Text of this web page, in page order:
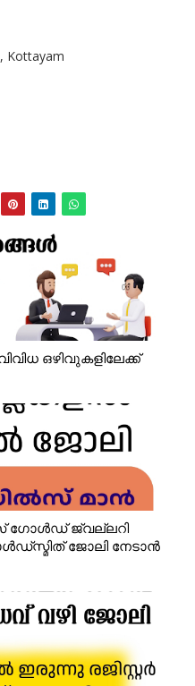
Kottayam
ഒഴിവുകളിലേക്ക്
ഗോൾഡ് ജ്വല്ലറി
ജോലി നേടാൻ